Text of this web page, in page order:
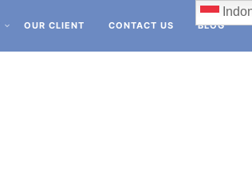
OUR CLIENT CONTACT US BLOG